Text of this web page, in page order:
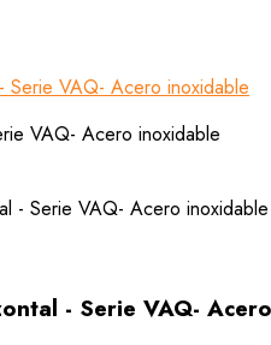
VAQ- Acero inoxidable
- Serie VAQ-